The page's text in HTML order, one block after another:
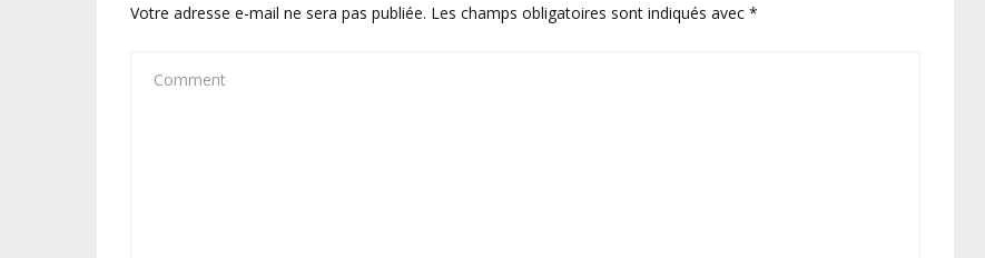
Votre adresse e-mail ne sera pas publiée. Les champs obligatoires sont indiqués avec *